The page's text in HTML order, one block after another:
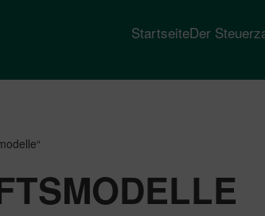
StartseiteDer